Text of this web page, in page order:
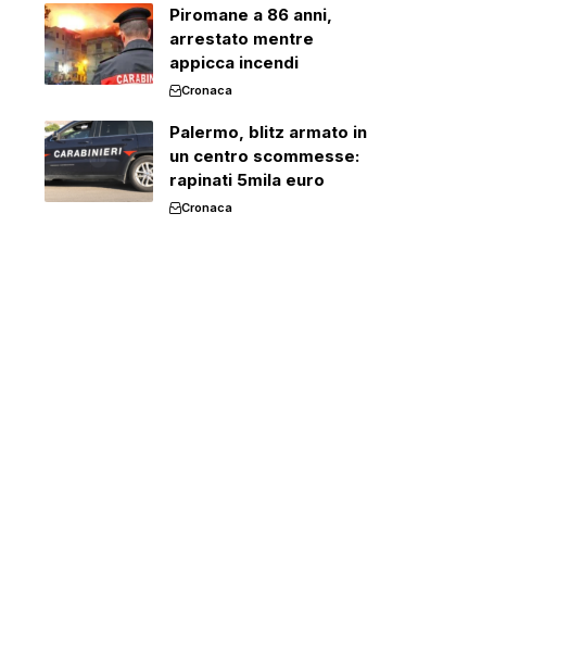
Piromane a 86 anni,
arrestato mentre
appicca incendi
Cronaca
Palermo, blitz armato in
un centro scommesse:
rapinati 5mila euro
Cronaca